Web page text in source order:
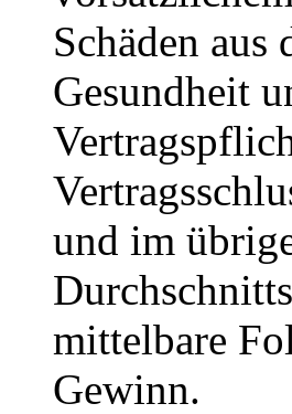
Schäden
Gesundheit
und im
mittelbare
Gewinn.